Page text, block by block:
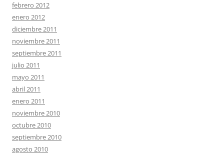
febrero 2012
enero 2012
diciembre 2011
noviembre 2011
septiembre 2011
julio 2011
mayo 2011
abril 2011
enero 2011
noviembre 2010
octubre 2010
septiembre 2010
agosto 2010